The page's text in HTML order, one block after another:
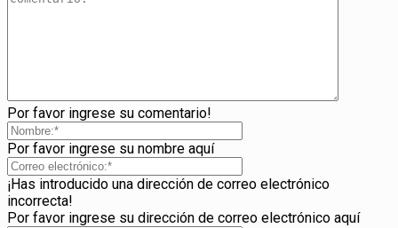
Por favor ingrese su comentario!
Por favor ingrese su nombre aquí
¡Has introducido una dirección de correo electrónico
incorrecta!
Por favor ingrese su dirección de correo electrónico aquí